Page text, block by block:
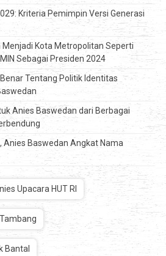
Kriteria Pemimpin Versi Generasi
Kota Metropolitan Seperti
Sebagai Presiden 2024
Tentang Politik Identitas
Anies Baswedan dari Berbagai
Anies Baswedan Angkat Nama
Upacara HUT RI
Bantal